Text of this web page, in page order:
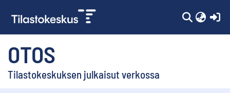
OTOS
Tilastokeskuksen julkaisut verkossa